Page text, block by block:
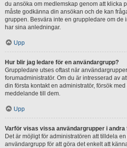
du ansöka om medlemskap genom att klicka
måste godkänna din ansökan och de kan
gruppen. Besvära inte en gruppledare om de
har sina anledningar.
Upp
Hur blir jag ledare för en användargrupp?
Gruppledare utses oftast när
forumadministratör. Om du är intresserad av
din första kontakt en administratör, försök
meddelande till dem.
Upp
Varför visas vissa användargrupper i andra
Det är möjligt för administratören att tilldela
användargrupp för att göra det enkelt att